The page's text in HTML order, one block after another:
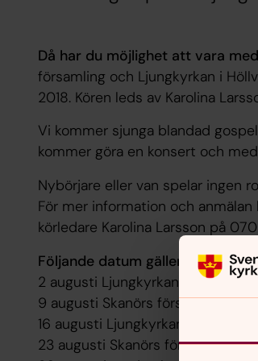
Då har du möjlighet att vara
församling och Ljungkyrkan i
2018. Kören leds av Karolina
Vi kommer sjunga blandad
kommer göra en konsert och
Nybörjare eller van spelar ingen
För mer information och anmälan
körledare Karolina Larsson på
Följande datum gäller för
2 augusti Ljungkyrkan i Höllviken
9 augusti Skanörs
16 augusti Ljungkyrkan i Höllviken
23 augusti Skanörs